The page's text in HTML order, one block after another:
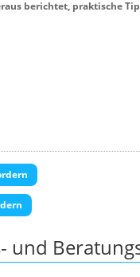
berichtet, praktische
und